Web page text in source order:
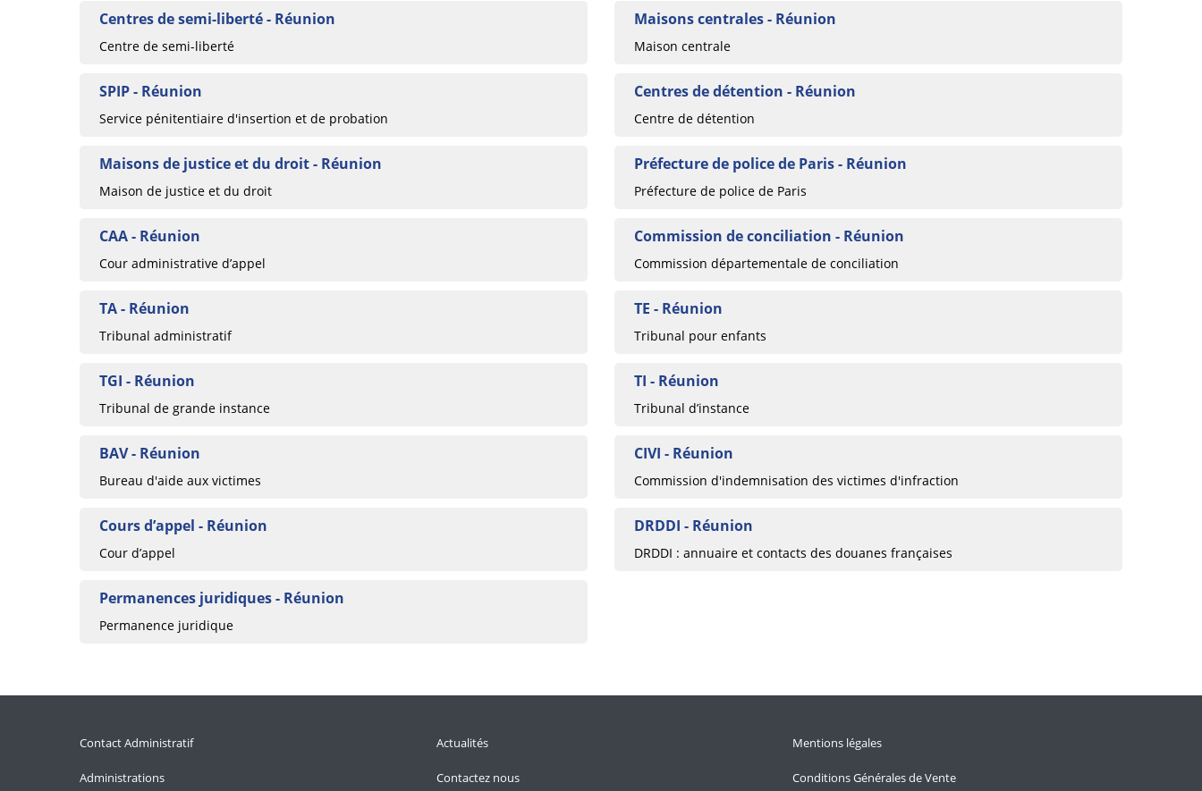
Centres de semi-liberté - Réunion
Centre de semi-liberté
Maisons centrales - Réunion
Maison centrale
SPIP - Réunion
Service pénitentiaire d'insertion et de probation
Centres de détention - Réunion
Centre de détention
Maisons de justice et du droit - Réunion
Maison de justice et du droit
Préfecture de police de Paris - Réunion
Préfecture de police de Paris
CAA - Réunion
Cour administrative d’appel
Commission de conciliation - Réunion
Commission départementale de conciliation
TA - Réunion
Tribunal administratif
TE - Réunion
Tribunal pour enfants
TGI - Réunion
Tribunal de grande instance
TI - Réunion
Tribunal d’instance
BAV - Réunion
Bureau d'aide aux victimes
CIVI - Réunion
Commission d'indemnisation des victimes d'infraction
Cours d’appel - Réunion
Cour d’appel
DRDDI - Réunion
DRDDI : annuaire et contacts des douanes françaises
Permanences juridiques - Réunion
Permanence juridique
Contact Administratif
Administrations
Actualités
Contactez nous
Mentions légales
Conditions Générales de Vente